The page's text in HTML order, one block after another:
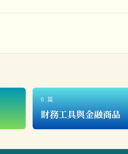
0 篇
財務工具與金融商品